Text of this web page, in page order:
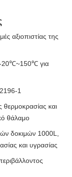
αξιοπιστίας της
-20℃~150℃ για
1
και
θάλαμο
δοκιμών 1000L,
και υγρασίας